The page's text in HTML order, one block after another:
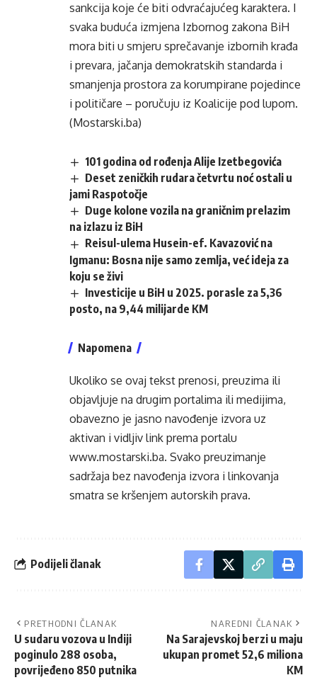
sankcija koje će biti odvraćajućeg karaktera. I
svaka buduća izmjena Izbornog zakona BiH
mora biti u smjeru sprečavanje izbornih krađa
i prevara, jačanja demokratskih standarda i
smanjenja prostora za korumpirane pojedince
i političare – poručuju iz Koalicije pod lupom.
(Mostarski.ba)
101 godina od rođenja Alije Izetbegovića
Deset zeničkih rudara četvrtu noć ostali u
jami Raspotočje
Duge kolone vozila na graničnim prelazim
na izlazu iz BiH
Reisul-ulema Husein-ef. Kavazović na
Igmanu: Bosna nije samo zemlja, već ideja za
koju se živi
Investicije u BiH u 2025. porasle za 5,36
posto, na 9,44 milijarde KM
Napomena
Ukoliko se ovaj tekst prenosi, preuzima ili
objavljuje na drugim portalima ili medijima,
obavezno je jasno navođenje izvora uz
aktivan i vidljiv link prema portalu
www.mostarski.ba. Svako preuzimanje
sadržaja bez navođenja izvora i linkovanja
smatra se kršenjem autorskih prava.
Podijeli članak
PRETHODNI ČLANAK
U sudaru vozova u Indiji
poginulo 288 osoba,
povrijeđeno 850 putnika
NAREDNI ČLANAK
Na Sarajevskoj berzi u maju
ukupan promet 52,6 miliona
KM